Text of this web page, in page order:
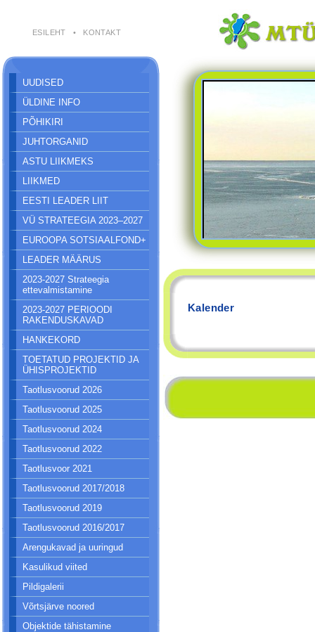
ESILEHT • KONTAKT
UUDISED
ÜLDINE INFO
PÕHIKIRI
JUHTORGANID
ASTU LIIKMEKS
LIIKMED
EESTI LEADER LIIT
VÜ STRATEEGIA 2023–2027
EUROOPA SOTSIAALFOND+
LEADER MÄÄRUS
2023-2027 Strateegia
ettevalmistamine
2023-2027 PERIOODI
RAKENDUSKAVAD
HANKEKORD
TOETATUD PROJEKTID JA
ÜHISPROJEKTID
Taotlusvoorud 2026
Taotlusvoorud 2025
Taotlusvoorud 2024
Taotlusvoorud 2022
Taotlusvoor 2021
Taotlusvoorud 2017/2018
Taotlusvoorud 2019
Taotlusvoorud 2016/2017
Arengukavad ja uuringud
Kasulikud viited
Pildigalerii
Võrtsjärve noored
Objektide tähistamine
Kalender